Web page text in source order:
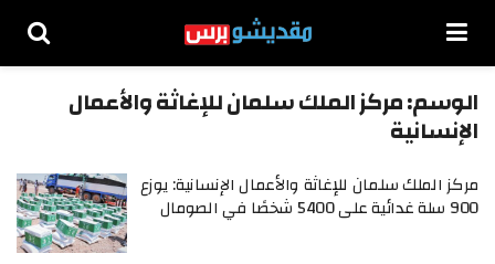
الوسم:مركز الملك سلمان للإغاثة والأعمال
الإنسانية
مركز الملك سلمان للإغاثة والأعمال الإنسانية: يوزع
900 سلة غدائية على 5400 شخصًا في الصومال